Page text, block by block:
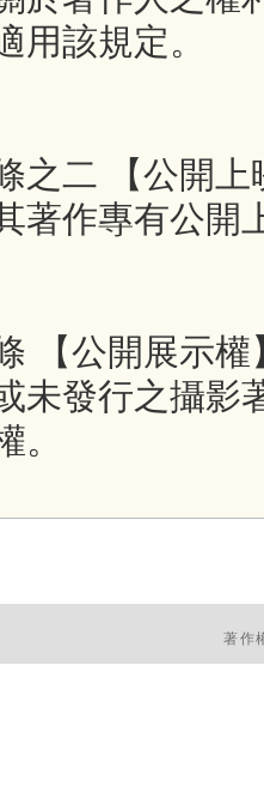
用該規定。
之二 【公開上
著作專有公開
【公開展示權
未發行之攝影
。
著作